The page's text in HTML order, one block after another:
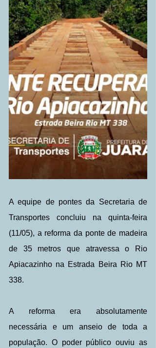
A equipe de pontes da Secretaria de
Transportes concluiu na quinta-feira
(11/05), a reforma da ponte de madeira
de 35 metros que atravessa o Rio
Apiacazinho na Estrada Beira Rio MT
338.
A reforma era absolutamente
necessária e um anseio de toda a
população. O poder público ouviu as